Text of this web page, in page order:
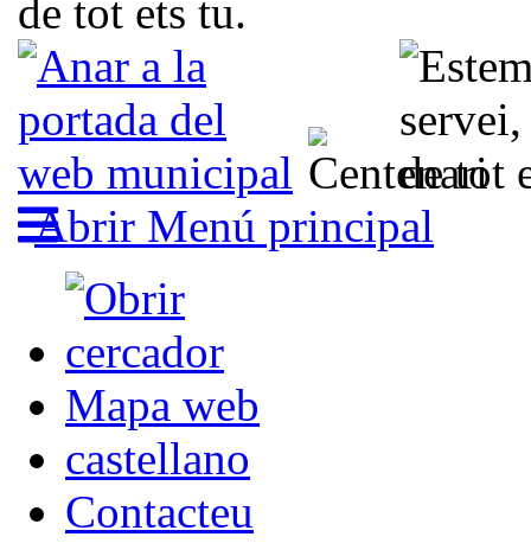
Abrir Menú principal
Mapa web
castellano
Contacteu